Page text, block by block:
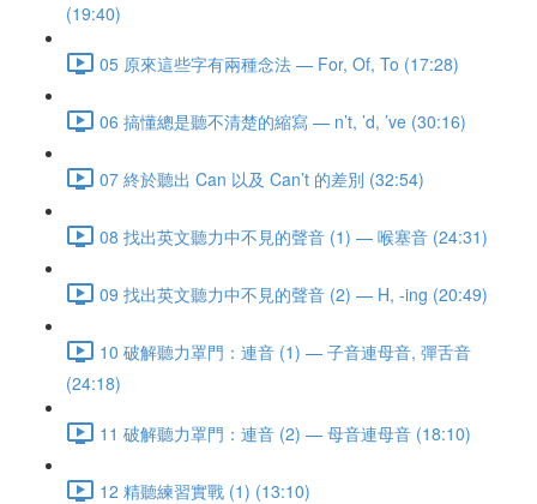
(19:40)
05 原來這些字有兩種念法 — For, Of, To (17:28)
06 搞懂總是聽不清楚的縮寫 — n’t, ’d, ’ve (30:16)
07 終於聽出 Can 以及 Can’t 的差別 (32:54)
08 找出英文聽力中不見的聲音 (1) — 喉塞音 (24:31)
09 找出英文聽力中不見的聲音 (2) — H, -ing (20:49)
10 破解聽力罩門：連音 (1) — 子音連母音, 彈舌音
(24:18)
11 破解聽力罩門：連音 (2) — 母音連母音 (18:10)
12 精聽練習實戰 (1) (13:10)